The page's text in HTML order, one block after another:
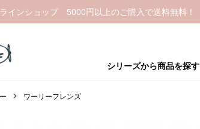
インショップ 5000円以上のご購入で送料無料！
シリーズから商品を探す
ワーリーフレンズ